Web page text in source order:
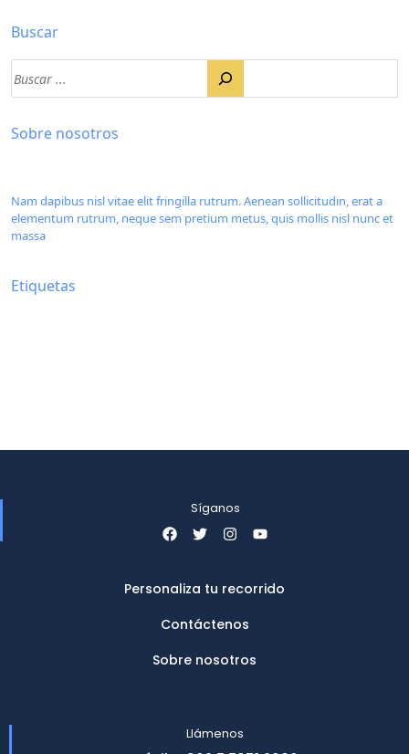
Buscar
Sobre nosotros
Nam dapibus nisl vitae elit fringilla rutrum. Aenean sollicitudin, erat a
elementum rutrum, neque sem pretium metus, quis mollis nisl nunc et
massa
Etiquetas
Síganos
Personaliza tu recorrido
Contáctenos
Sobre nosotros
Llámenos